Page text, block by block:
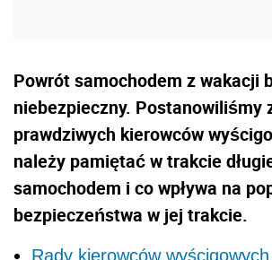
Powrót samochodem z wakacji
niebezpieczny. Postanowiliśmy
prawdziwych kierowców
należy pamiętać w trakcie
samochodem i co wpływa na
bezpieczeństwa w jej trakcie.
Rady kierowców